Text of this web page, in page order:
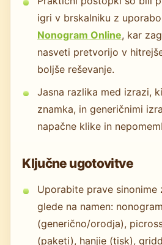
igri v brskalniku z
Nonogram Online, kar
nasveti pretvorijo v
boljše reševanje.
Jasna razlika med izrazi,
znamka, in generičnimi
napačne klike in
Ključne ugotovitve
Uporabite prave sinonime
glede na namen: nonogram
(generično/orodja),
(paketi), hanjie (tisk),